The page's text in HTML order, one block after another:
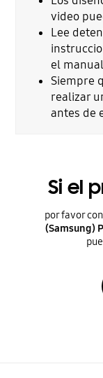
video
Lee
el
Siempre
realizar
antes de
Si el
por favor
(Samsung)